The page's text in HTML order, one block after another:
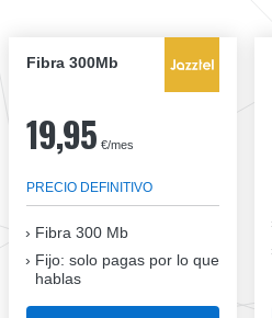
Fibra 300Mb
19,95 €/mes
PRECIO DEFINITIVO
Fibra 300 Mb
Fijo: solo pagas por lo que
hablas